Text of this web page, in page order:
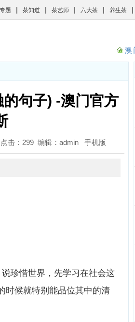
题 | 茶知道 | 茶艺师 | 六大茶 | 养生茶 |
澳
句子) -澳门官方
击：299 编辑：admin 手机版
珍惜世界，先学习在社会这
时候就特别能品位其中的清